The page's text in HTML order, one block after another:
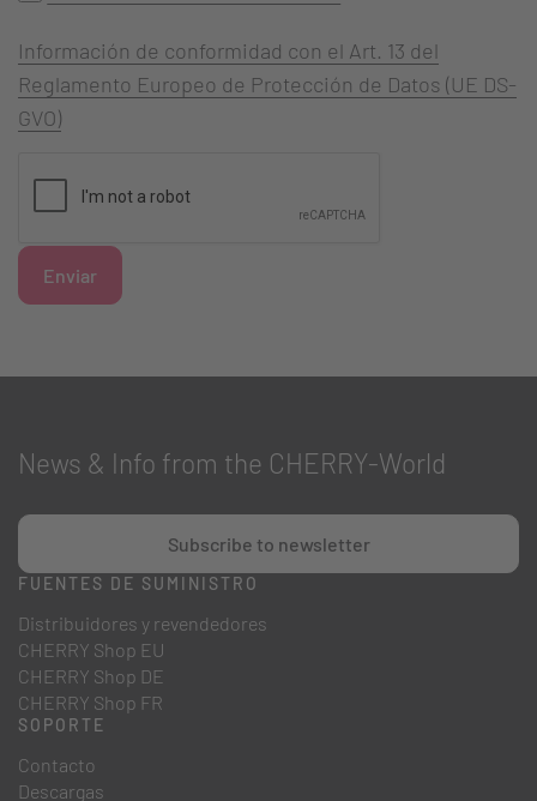
Información de conformidad con el Art. 13 del
Reglamento Europeo de Protección de Datos (UE DS-
GVO)
Enviar
News & Info from the CHERRY-World
Subscribe to newsletter
FUENTES DE SUMINISTRO
Distribuidores y revendedores
CHERRY Shop EU
CHERRY Shop DE
CHERRY Shop FR
SOPORTE
Contacto
Descargas